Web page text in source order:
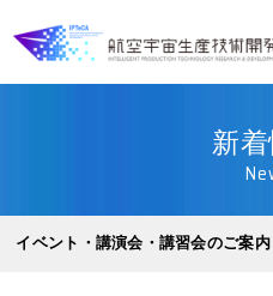
新
イベント・講演会・講習会のご案内